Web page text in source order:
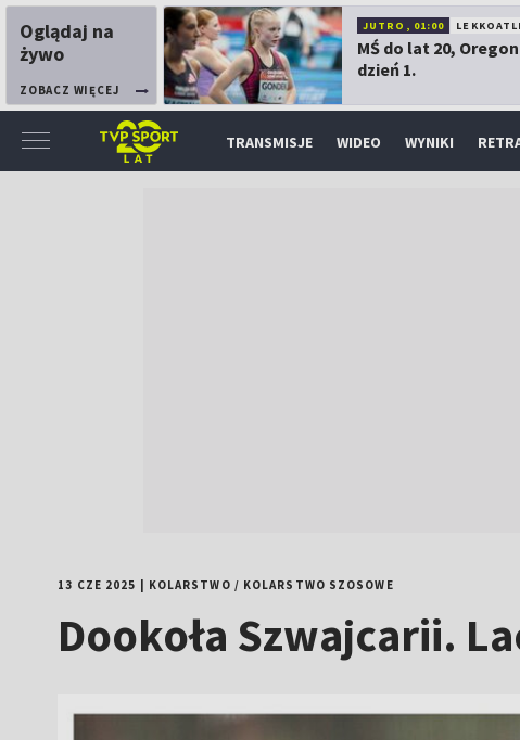
Oglądaj na
żywo
ZOBACZ WIĘCEJ
JUTRO, 01:00
MŚ do lat 20, Oregon
dzień 1.
TRANSMISJE WIDEO WYNIKI
13 CZE 2025 KOLARSTWO / KOLARSTWO SZOSOWE
Dookoła Szwajcarii.